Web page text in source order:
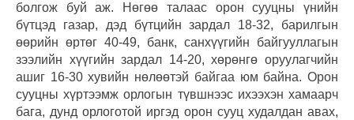
болгож буй аж. Нөгөө талаас орон сууцны үнийн
бүтцэд газар, дэд бүтцийн зардал 18-32, барилгын
өөрийн өртөг 40-49, банк, санхүүгийн байгууллагын
зээлийн хүүгийн зардал 14-20, хөрөнгө оруулагчийн
ашиг 16-30 хувийн нөлөөтэй байгаа юм байна. Орон
сууцны хүртээмж орлогын түвшнээс ихээхэн хамаарч
бага, дунд орлоготой иргэд орон сууц худалдан авах,